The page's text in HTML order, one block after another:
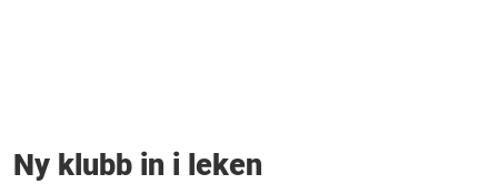
Ny klubb in i leken